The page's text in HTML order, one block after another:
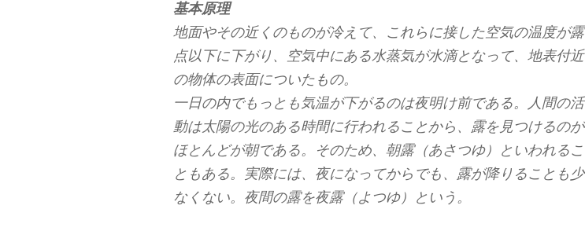
基本原理
地面やその近くのものが冷えて、これらに接した空気の温度が露
点以下に下がり、空気中にある水蒸気が水滴となって、地表付近
の物体の表面についたもの。
一日の内でもっとも気温が下がるのは夜明け前である。人間の活
動は太陽の光のある時間に行われることから、露を見つけるのが
ほとんどが朝である。そのため、朝露（あさつゆ）といわれるこ
ともある。実際には、夜になってからでも、露が降りることも少
なくない。夜間の露を夜露（よつゆ）という。